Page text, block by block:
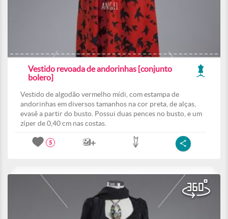
Vestido revoada de andorinhas [conjunto
bolero]
Vestido de algodão vermelho mídi, com estampa de
andorinhas em diversos tamanhos na cor preta, de alças,
evasê a partir do busto. Possui duas pences no busto, e um
zíper de 0,40 cm nas costas.
5